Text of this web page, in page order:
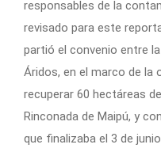
responsables de la
revisado para este
partió el convenio entre
Áridos, en el marco de la
recuperar 60 hectáreas
Rinconada de Maipú, y
que finalizaba el 3 de junio